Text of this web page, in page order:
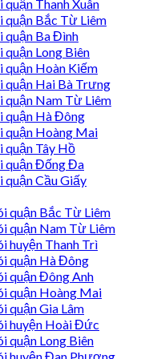
Thanh Xuân
quận Bắc Từ Liêm
quận Ba Đình
quận Long Biên
quận Hoàn Kiếm
quận Hai Bà Trưng
quận Nam Từ Liêm
quận Hà Đông
quận Hoàng Mai
quận Tây Hồ
quận Đống Đa
quận Cầu Giấy
quận Bắc Từ Liêm
quận Nam Từ Liêm
huyện Thanh Trì
quận Hà Đông
quận Đông Anh
quận Hoàng Mai
quận Gia Lâm
huyện Hoài Đức
quận Long Biên